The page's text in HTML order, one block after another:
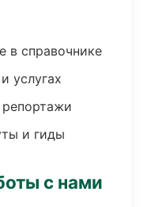
в справочнике
услугах
и гиды
с нами